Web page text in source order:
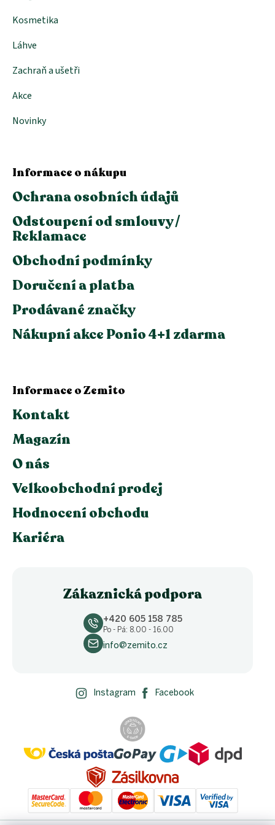
Kosmetika
Láhve
Zachraň a ušetři
Akce
Novinky
Informace o nákupu
Ochrana osobních údajů
Odstoupení od smlouvy /
Reklamace
Obchodní podmínky
Doručení a platba
Prodávané značky
Nákupní akce Ponio 4+1 zdarma
Informace o Zemito
Kontakt
Magazín
O nás
Velkoobchodní prodej
Hodnocení obchodu
Kariéra
Zákaznická podpora
+420 605 158 785
Po - Pá: 8.00 - 16.00
info@zemito.cz
Instagram Facebook